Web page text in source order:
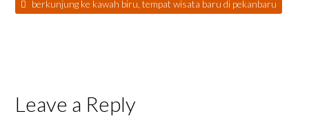
berkunjung ke kawah biru, tempat wisata baru di pekanbaru
Leave a Reply